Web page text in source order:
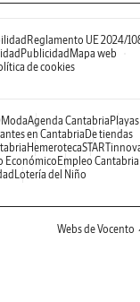
Reglamento UE 2024/
Publicidad Mapa web
de cookies
Agenda Cantabria Playas
en Cantabria De tiendas
Hemeroteca
Económico Empleo Cantabria
Lotería del Niño
Webs de Vocento